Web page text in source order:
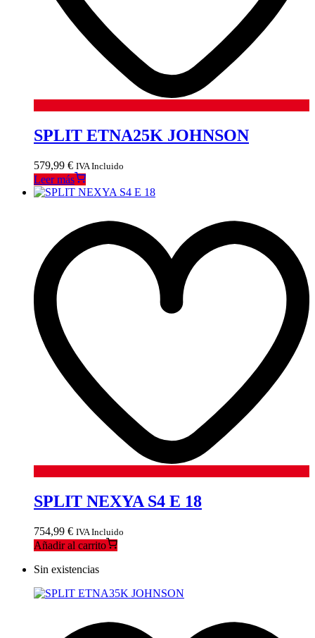
SPLIT ETNA25K JOHNSON
579,99 € IVA Incluido
Leer más
SPLIT NEXYA S4 E 18
754,99 € IVA Incluido
Añadir al carrito
Sin existencias